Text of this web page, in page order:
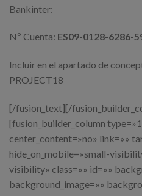
Bankinter:
Nº Cuenta: ES09-0128-6286-
Incluir en el apartado de
PROJECT18
[/fusion_text][/
[fusion_builder_column
center_content=»no» link=»»
hide_on_mobile=»small-
visibility» class=»» id=»»
background_image=»»